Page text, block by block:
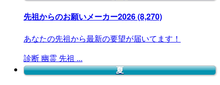
先祖からのお願いメーカー2026(8,270)
あなたの先祖から最新の要望が届いてます！
診断 幽霊 先祖 ...
夏